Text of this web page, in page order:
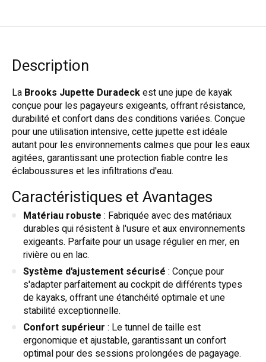
Description
La Brooks Jupette Duradeckest une jupe de kayak
conçue pour les pagayeurs exigeants, offrant résistance,
durabilité et confort dans des conditions variées. Conçue
pour une utilisation intensive, cette jupette est idéale
autant pour les environnements calmes que pour les eaux
agitées, garantissant une protection fiable contre les
éclaboussures et les infiltrations d'eau.
Caractéristiques et Avantages
Matériau robuste : Fabriquée avec des matériaux
durables qui résistent à l'usure et aux environnements
exigeants. Parfaite pour un usage régulier en mer, en
rivière ou en lac.
Système d'ajustement sécurisé : Conçue pour
s'adapter parfaitement au cockpit de différents types
de kayaks, offrant une étanchéité optimale et une
stabilité exceptionnelle.
Confort supérieur : Le tunnel de taille est
ergonomique et ajustable, garantissant un confort
optimal pour des sessions prolongées de pagayage.